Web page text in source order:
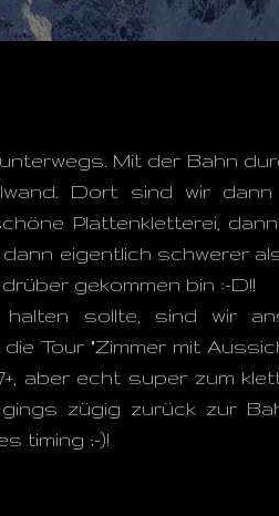
Mit der Bahn
Dort sind wir dann
Plattenkletterei,
eigentlich schwerer
gekommen bin :-D!!
sollte, sind wir
Tour "Zimmer mit
aber echt super zum
zügig zurück zur
timing ;-)!